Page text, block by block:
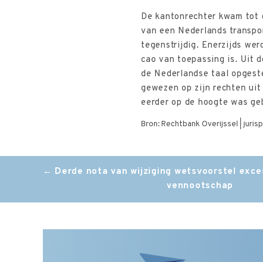
De kantonrechter kwam
van een Nederlands
tegenstrijdig. Enerzijds
cao van toepassing is. Uit
de Nederlandse taal
gewezen op zijn rechten
eerder op de hoogte was
Bron: Rechtbank Overijssel |
navigation
← Derde nota van wijziging wetsvoorstel
vennootschap